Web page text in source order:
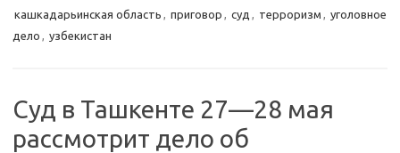
кашкадарьинская область , приговор , суд , терроризм , уголовное
дело , узбекистан
Суд в Ташкенте 27—28 мая
рассмотрит дело об